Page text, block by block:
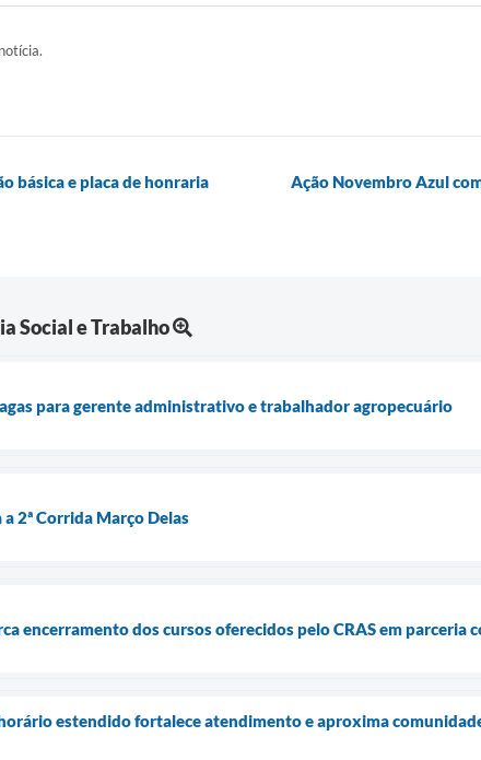
básica e placa de honraria
Ação Novembro Azul
Social e Trabalho
para gerente administrativo e trabalhador agropecuário
2ª Corrida Março Delas
encerramento dos cursos oferecidos pelo CRAS em parceria
estendido fortalece atendimento e aproxima